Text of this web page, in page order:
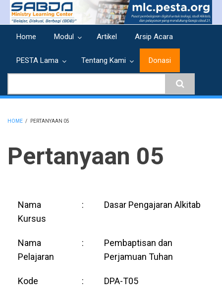
Skip
mainHome Modul Artikel Arsip Acara
PESTA Lama Tentang Kami Donasi
HOME / PERTANYAAN 05
Pertanyaan 05
Nama
Kursus
: Dasar Pengajaran Alkitab
Nama
Pelajaran
:
Pembaptisan dan
Perjamuan Tuhan
Kode : DPA-T05